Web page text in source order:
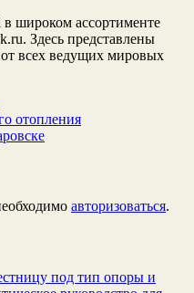
широком ассортименте
Здесь представлены
всех ведущих мировых
отопления
авторизоваться.
под тип опоры и